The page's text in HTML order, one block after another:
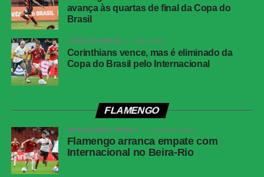
O Fluminense também ficou perto da virada aos 21
minutos. Nonato recebeu livre dentro da área e bateu
forte, mas Warleson fez uma defesa inusitada com a
cabeça e evitou o segundo gol tricolor.
Na reta final, os dois goleiros voltaram a trabalhar. Aos 25
força da entrada da área, obrigando Fábio a fazer uma
rasteiro e Montoro tentou de fora da área, mas o goleiro
do Fluminense apareceu novamente.
avança às quartas de final da Copa do
Brasil
COPA DO BRASIL 3 dias atrás
Corinthians vence, mas é eliminado da
Copa do Brasil pelo Internacional
FLAMENGO
BRASILEIRÃO SÉRIE A 2 semanas atrás
Flamengo arranca empate com
Internacional no Beira-Rio